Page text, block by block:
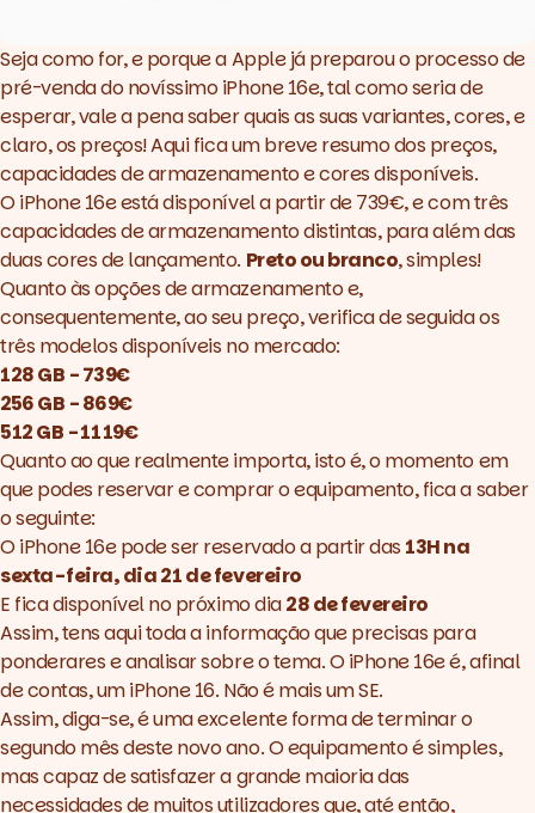
Seja como for, e porque a Apple já preparou o processo de
pré-venda do novíssimo iPhone 16e, tal como seria de
esperar, vale a pena saber quais as suas variantes, cores, e
claro, os preços! Aqui fica um breve resumo dos preços,
capacidades de armazenamento e cores disponíveis.
O iPhone 16e está disponível a partir de 739€, e com três
capacidades de armazenamento distintas, para além das
duas cores de lançamento. Preto ou branco, simples!
Quanto às opções de armazenamento e,
consequentemente, ao seu preço, verifica de seguida os
três modelos disponíveis no mercado:
128 GB - 739€
256 GB - 869€
512 GB - 1119€
Quanto ao que realmente importa, isto é, o momento em
que podes reservar e comprar o equipamento, fica a saber
o seguinte:
O iPhone 16e pode ser reservado a partir das13H na
sexta-feira, dia 21 de fevereiro
E fica disponível no próximo dia28 de fevereiro
Assim, tens aqui toda a informação que precisas para
ponderares e analisar sobre o tema. O iPhone 16e é, afinal
de contas, um iPhone 16. Não é mais um SE.
Assim, diga-se, é uma excelente forma de terminar o
segundo mês deste novo ano. O equipamento é simples,
mas capaz de satisfazer a grande maioria das
necessidades de muitos utilizadores que, até então,